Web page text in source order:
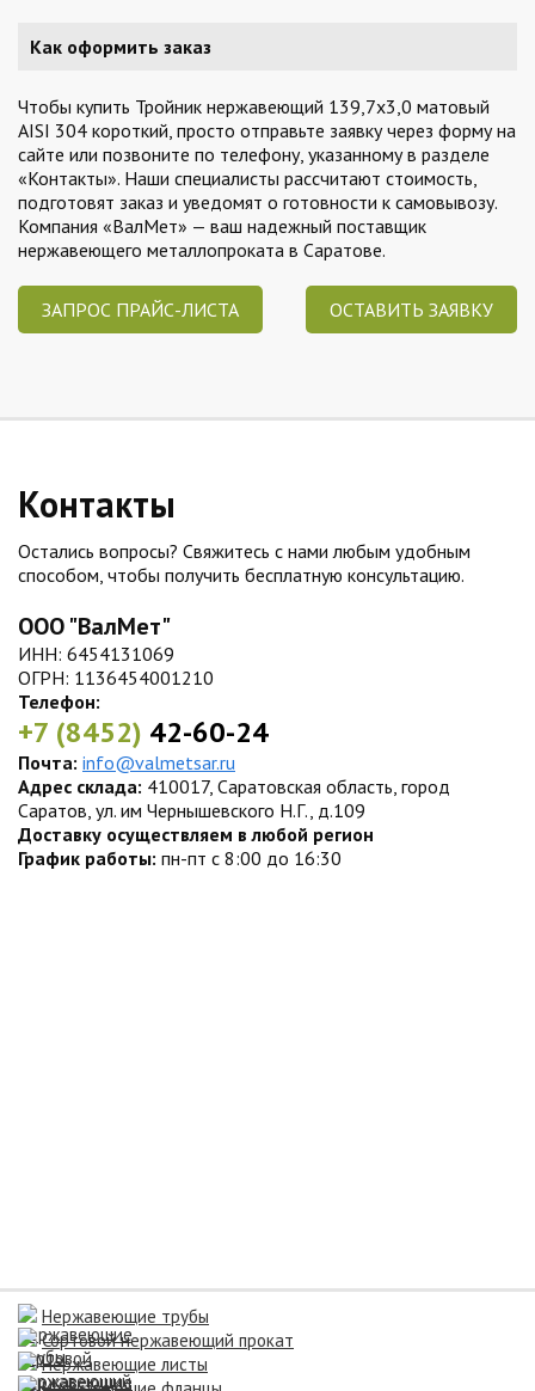
Как оформить заказ
Чтобы купить Тройник нержавеющий 139,7х3,0 матовый
AISI 304 короткий, просто отправьте заявку через форму на
сайте или позвоните по телефону, указанному в разделе
«Контакты». Наши специалисты рассчитают стоимость,
подготовят заказ и уведомят о готовности к самовывозу.
Компания «ВалМет» — ваш надежный поставщик
нержавеющего металлопроката в Саратове.
ЗАПРОС ПРАЙС-ЛИСТА ОСТАВИТЬ ЗАЯВКУ
Контакты
Остались вопросы? Свяжитесь с нами любым удобным
способом, чтобы получить бесплатную консультацию.
ООО "ВалМет"
ИНН: 6454131069
ОГРН: 1136454001210
Телефон:
+7 (8452) 42-60-24
Почта: info@valmetsar.ru
Адрес склада: 410017, Саратовская область, город
Саратов, ул. им Чернышевского Н.Г., д.109
Доставку осуществляем в любой регион
График работы: пн-пт с 8:00 до 16:30
Нержавеющие трубы
Сортовой нержавеющий прокат
Нержавеющие листы